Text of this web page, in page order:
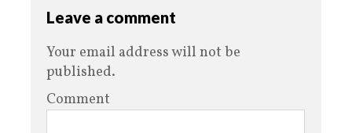
Leave a comment
Your email address will not be
published.
Comment